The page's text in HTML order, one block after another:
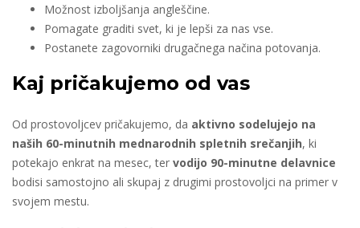
Možnost izboljšanja angleščine.
Pomagate graditi svet, ki je lepši za nas vse.
Postanete zagovorniki drugačnega načina potovanja.
Kaj pričakujemo od vas
Od prostovoljcev pričakujemo, da aktivno sodelujejo na
naših 60-minutnih mednarodnih spletnih srečanjih, ki
potekajo enkrat na mesec, ter vodijo 90-minutne delavnice
bodisi samostojno ali skupaj z drugimi prostovoljci na primer v
svojem mestu.